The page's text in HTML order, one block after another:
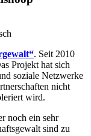
. Seit 2010
Projekt hat sich
soziale Netzwerke
nicht
wird.
noch ein sehr
sind zu